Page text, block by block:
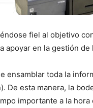
fiel al objetivo
apoyar en la gestión
ensamblar toda la
De esta manera, la
importante a la